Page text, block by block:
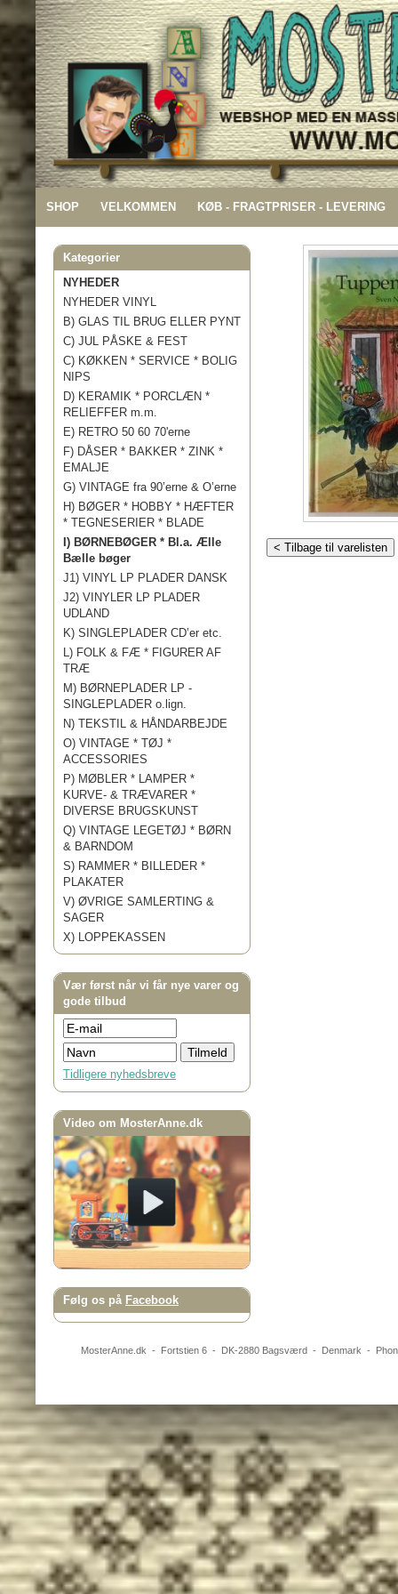
SHOP VELKOMMEN KØB - FRAGTPRISER - LEVERING
Kategorier
NYHEDER
NYHEDER VINYL
B) GLAS TIL BRUG ELLER PYNT
C) JUL PÅSKE & FEST
C) KØKKEN * SERVICE * BOLIG
NIPS
D) KERAMIK * PORCLÆN *
RELIEFFER m.m.
E) RETRO 50 60 70'erne
F) DÅSER * BAKKER * ZINK *
EMALJE
G) VINTAGE fra 90’erne & O’erne
H) BØGER * HOBBY * HÆFTER
* TEGNESERIER * BLADE
I) BØRNEBØGER * Bl.a. Ælle
Bælle bøger
J1) VINYL LP PLADER DANSK
J2) VINYLER LP PLADER
UDLAND
K) SINGLEPLADER CD’er etc.
L) FOLK & FÆ * FIGURER AF
TRÆ
M) BØRNEPLADER LP -
SINGLEPLADER o.lign.
N) TEKSTIL & HÅNDARBEJDE
O) VINTAGE * TØJ *
ACCESSORIES
P) MØBLER * LAMPER *
KURVE- & TRÆVARER *
DIVERSE BRUGSKUNST
Q) VINTAGE LEGETØJ * BØRN
& BARNDOM
S) RAMMER * BILLEDER *
PLAKATER
V) ØVRIGE SAMLERTING &
SAGER
X) LOPPEKASSEN
Vær først når vi får nye varer og
gode tilbud
Tidligere nyhedsbreve
Video om MosterAnne.dk
Følg os på Facebook
< Tilbage til varelisten
MosterAnne.dk - Fortstien 6- DK-2880 Bagsværd- Denmark -